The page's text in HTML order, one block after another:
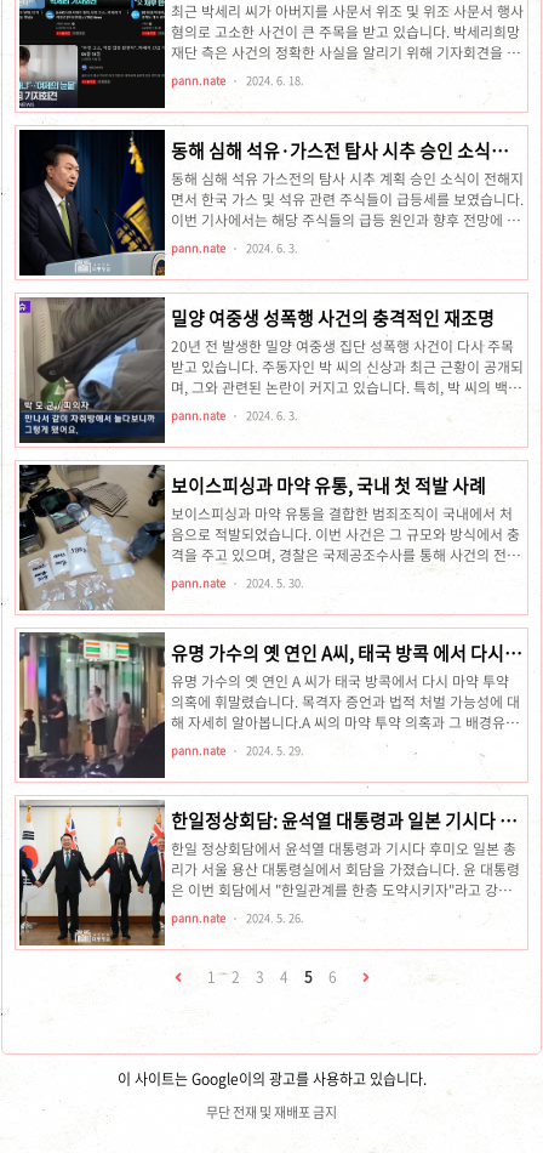
리 비례 할인 적용이용 범위서울시 내 대중교통 무제한 이용
전국 대중교통 할인 혜택대상모든 이용자모든 이용자 (청년
및 저소득층 특별 혜택)할인 유형월 정액 요금이용 횟수 및
최대 53% 캐시백 (..
기자회견
최근 박세리 씨가 아버지를 사문서 위조 및 위조 사문서 행사
혐의로 고소한 사건이 큰 주목을 받고 있습니다. 박세리희망
재단 측은 사건의 정확한 사실을 알리기 위해 기자회견을 진
행한 내용을 아래의 글에서 정리해 드리겠습니다.사건 개요
지난해 박세리 씨는 부친을 '새만금 해양레저관광복합단지'
개발사업과 관련된 문서 위조 혐의로 고소했습니다. 이 사건
되어 컨소시엄 우선 선정 자격이 박탈된 상태입니다. 박세리
희망재단은 박준철 씨가 재단 법인 도장을 무단으로 사용해
국제골프학교 설립 문서에 사용한 사실을 확인해 고소했다
고 발표했습니다.부동산 경매와 관련된 상황이와 더불어 박
세리 씨가 소유하고 있던 대전 유성구의 두 부동산이 강제 경
매에 넘어갔다고 기사가..
pann.nate 2024. 6. 18.
동해 심해 석유·가스전 탐사 시추 승인 소식과
관련 주식의 급등 현상
동해 심해 석유 가스전의 탐사 시추 계획 승인 소식이 전해지
면서 한국 가스 및 석유 관련 주식들이 급등세를 보였습니다.
이번 기사에서는 해당 주식들의 급등 원인과 향후 전망에 대
해 상세히 살펴보겠습니다.동해 석유 가스전 탐사 시추 승인
소식윤 대통령은 우리 정부에 들어와 지난해 2월 동해 가스
전 주변에 더 많은 석유 가스전이 존재할 가능성이 높다는 판
탐사 심층 분석을 맡겼다고 설명했습니다포항 석유 발견설
과 주식 상승"포항 영일만 앞바다에서 막대한 양의 석유와
가스가 매장돼 있을 가능성이 높다는 물리탐사 결과가 나왔
다" 포항 앞바다에서 석유가 매장되어 있을 가능성이 대두되
에 미친 영향을 분석..
pann.nate 2024. 6. 3.
밀양 여중생 성폭행 사건의 충격적인 재조명
20년 전 발생한 밀양 여중생 집단 성폭행 사건이 다시 주목
받고 있습니다. 주동자인 박 씨의 신상과 최근 근황이 공개되
며, 그와 관련된 논란이 커지고 있습니다. 특히, 박 씨의 백종
원의 유튜브 영상에 등장한 사실이 알려지며 더욱 화제가 되
었습니다.밀양 여중생 사건의 재조명과 주동자 근황밀양 여
중생 집단 성폭행 사건은 2004년 경상남도 밀양시에서 발생
으로, 가해자는 44명에 달했습니다. 이 사건의 주동자로 지
목된 박 씨는 현재 경상북도 청도에 위치한 식당에서 일하며
딸을 키우고 있는 것으로 알려졌습니다. 그는 백종원이 방문
했던 국밥집에서 일했고, 이 사실이 알려지자 관련 영상의 조
회수가 급증했습니다.백종원 유튜브 영상과 논란백종원 더
본코리아 대표..
pann.nate 2024. 6. 3.
보이스피싱과 마약 유통, 국내 첫 적발 사례
보이스피싱과 마약 유통을 결합한 범죄조직이 국내에서 처
음으로 적발되었습니다. 이번 사건은 그 규모와 방식에서 충
격을 주고 있으며, 경찰은 국제공조수사를 통해 사건의 전모
를 밝히고 있습니다.아래는 이번 사건의 구체적인 내용과 이
에 따른 사회적 파장에 대해 정리한 글입니다.사건의 전말보
이스피싱을 통한 자금 획득범죄조직은 보이스피싱을 통해
싱은 주로 전화나 메시지를 통해 개인정보를 탈취한 후, 이를
바탕으로 금전을 요구하는 방식으로 이루어집니다. 이번 사
건에서는 특히 중계기를 이용해 피해자들에게 접근한 것으
로 밝혀졌습니다.마약 유통의 수법이 조직은 보이스피싱으
로 얻은 자금을 바탕으로 29억 원어치의 마약을 유통했습니
다. 마약은 주로 중계기를 통해 유통..
pann.nate 2024. 5. 30.
유명 가수의 옛 연인 A씨, 태국 방콕 에서 다시
마약 투약 의혹
유명 가수의 옛 연인 A 씨가 태국 방콕에서 다시 마약 투약
의혹에 휘말렸습니다. 목격자 증언과 법적 처벌 가능성에 대
해 자세히 알아봅니다.A 씨의 마약 투약 의혹과 그 배경유명
가수의 옛 연인으로 알려진 A 씨가 또다시 마약을 투약했다
는 의혹이 제기되었습니다. 2024년 5월 29일, MHN스포츠
는 "A 씨가 이달 초 태국 방콕의 통로거리에 있는 대마초 매
니다. 이는 그가 과거 마약 투약 혐의로 징역형을 받은 이후
의 일로, 많은 사람들의 충격을 주고 있습니다.목격자 증언과
구체적인 상황목격자들은 A 씨가 대마초 매장을 둘러본 후,
현금인출기에서 현금을 찾고 다시 매장으로 들어가는 모습
으며,..
pann.nate 2024. 5. 29.
한일정상회담: 윤석열 대통령과 일본 기시다 총
리의 열 번째 만남
한일 정상회담에서 윤석열 대통령과 기시다 후미오 일본 총
리가 서울 용산 대통령실에서 회담을 가졌습니다. 윤 대통령
은 이번 회담에서 "한일관계를 한층 도약시키자"라고 강조
했으며, 이는 올해 들어 처음 열린 한일 정상회의입니다.회담
주요 내용윤석열 대통령의 발언: 윤 대통령은 기시다 총리의
방한을 환영하며, 작년 3월 도쿄와 작년 7월 북대서양조약기
구(NATO) 정상회의 리투아니아 빌뉴스에서 합의한 대로 정
습니다.기시다 총리의 발언: 기시다 총리는 "이번이 열 번째
(한일) 회담"이라며, 정상 간 신뢰를 바탕으로 셔틀 외교를
지속해 나..
pann.nate 2024. 5. 26.
1 2 3 4 5 6
이 사이트는 Google이의 광고를 사용하고 있습니다.
무단 전재 및 재배포 금지